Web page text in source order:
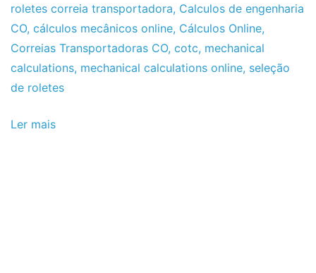
roletes correia transportadora, Calculos de engenharia
CO, cálculos mecânicos online, Cálculos Online,
Correias Transportadoras CO, cotc, mechanical
calculations, mechanical calculations online, seleção
de roletes
Ler mais